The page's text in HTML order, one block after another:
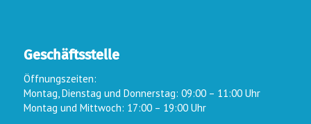
Geschäftsstelle
Öffnungszeiten:
Montag, Dienstag und Donnerstag: 09:00 – 11:00 Uhr
Montag und Mittwoch: 17:00 – 19:00 Uhr